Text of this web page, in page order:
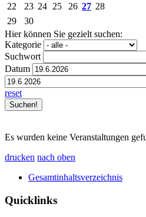
22
23 24 25 26 27 28
29
30
Hier können Sie gezielt suchen:
Kategorie
Suchwort
Datum
reset
Es wurden keine Veranstaltungen
drucken nach oben
Gesamtinhaltsverzeichnis
Quicklinks